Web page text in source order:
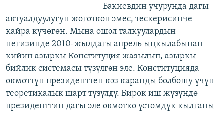
Бакиевдин учурунда дагы
актуалдуулугун жоготкон эмес, тескерисинче
кайра күчөгөн. Мына ошол талкуулардын
негизинде 2010-жылдагы апрель ыңкылабынан
кийин азыркы Конституция жазылып, азыркы
бийлик системасы түзүлгөн эле. Конституцияда
өкмөттүн президенттен көз каранды болбошу үчүн
теоретикалык шарт түзүлдү. Бирок иш жүзүндө
президенттин дагы эле өкмөткө үстөмдүк кылганы